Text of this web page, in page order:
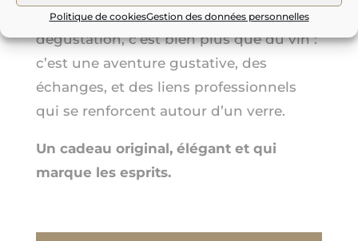
Politique de cookiesGestion des données personnelles
ou partenaires ? Nos ateliers
dégustation, c’est bien plus que du vin :
c’est une aventure gustative, des
échanges, et des liens professionnels
qui se renforcent autour d’un verre.
Un cadeau original, élégant et qui
marque les esprits.